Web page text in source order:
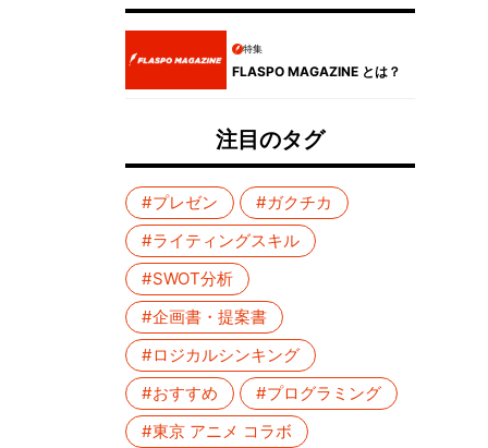
特集
FLASPO MAGAZINE とは？
注目のタグ
#プレゼン
#ガクチカ
#ライティングスキル
#SWOT分析
#企画書・提案書
#ロジカルシンキング
#おすすめ
#プログラミング
#東京 アニメ コラボ